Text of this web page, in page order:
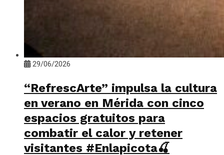
29/06/2026
“RefrescArte” impulsa la cultura
en verano en Mérida con cinco
espacios gratuitos para
combatir el calor y retener
visitantes #Enlapicota🍒